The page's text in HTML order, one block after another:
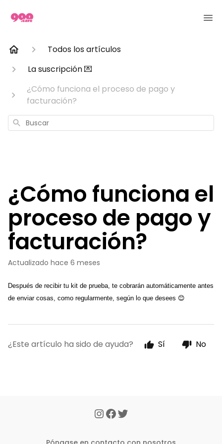
Todos los artículos
La suscripción 💌
¿Cómo funciona el proceso de pago y
facturación?
Buscar
¿Cómo funciona el
proceso de pago y
facturación?
Actualizado hace 6 meses
Después de recibir tu kit de prueba, te cobrarán automáticamente antes
de enviar cosas, como regularmente, según lo que desees 😊
¿Este artículo ha sido de ayuda? Sí No